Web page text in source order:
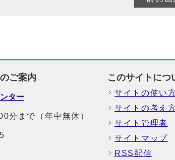
ご案内
ター
分まで（年中無休）
このサイトにつ
サイトの使い
サイトの考え
サイト管理者
サイトマップ
RSS配信